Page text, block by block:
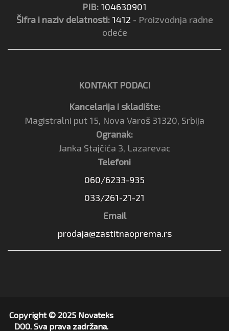
PIB: 104630901
Šifra i naziv delatnosti: 1412 - Proizvodnja radne
odeće
KONTAKT PODACI
Kancelarija i skladište:
Magistralni put 15, Nova Varoš 31320, Srbija
Ogranak:
Janka Stajčića 3, Lazarevac
Telefoni
060/6233-935
033/261-21-21
Email
prodaja@zastitnaoprema.rs
Copyright © 2025 Novateks
DOO. Sva prava zadržana.